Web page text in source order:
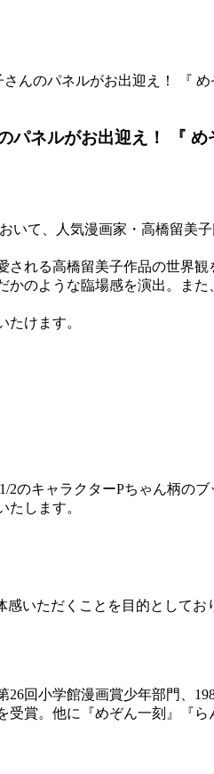
んのパネルがお出迎え！ 『
ネルがお出迎え！ 『
て、人気漫画家・高橋留美
れる高橋留美子作品の世界
のような臨場感を演出。ま
けます。
キャラクターPちゃん柄の
します。
いただくことを目的として
回小学館漫画賞少年部門、
賞。他に『めぞん一刻』『ら